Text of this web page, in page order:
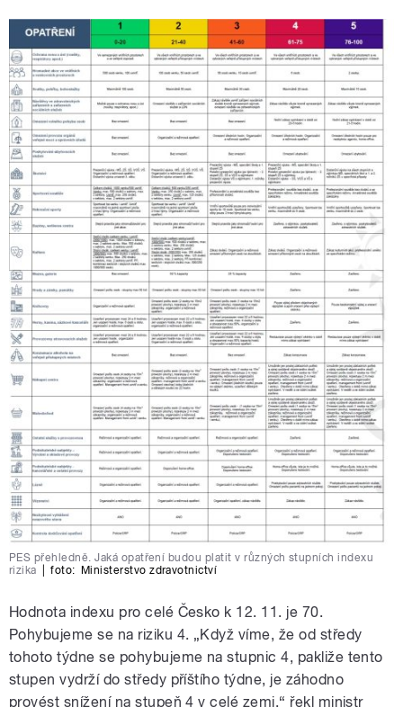
PES přehledně. Jaká opatření budou platit v různých stupních indexu
rizika
foto: Ministerstvo zdravotnictví
Hodnota indexu pro celé Česko k 12. 11. je 70.
Pohybujeme se na riziku 4. „Když víme, že od středy
tohoto týdne se pohybujeme na stupnic 4, pakliže tento
stupen vydrží do středy příštího týdne, je záhodno
provést snížení na stupeň 4 v celé zemi,“ řekl ministr